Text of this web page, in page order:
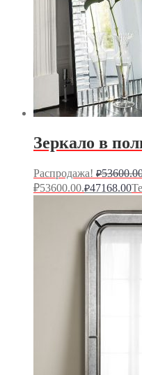
Зеркало в
Распродажа! ₽
₽53600.00.₽47168.00